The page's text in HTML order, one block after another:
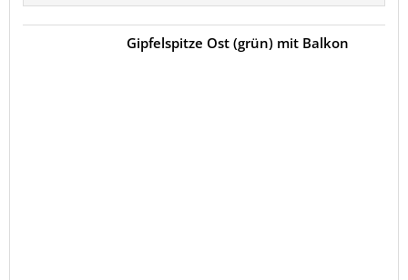
Gipfelspitze Ost (grün) mit Balkon